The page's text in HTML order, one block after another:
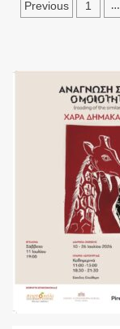
Πλοήγηση
Previous 1 …